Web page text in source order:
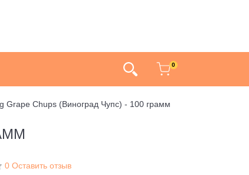
0
Grape Chups (Виноград Чупс) - 100 грамм
0 Оставить отзыв